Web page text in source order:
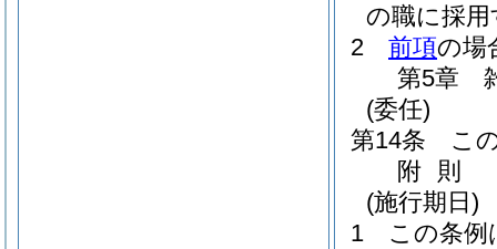
の職に採
2
前項の場
第5章
(委任)
第14条
こ
附 則
(施行期日)
1
この条例